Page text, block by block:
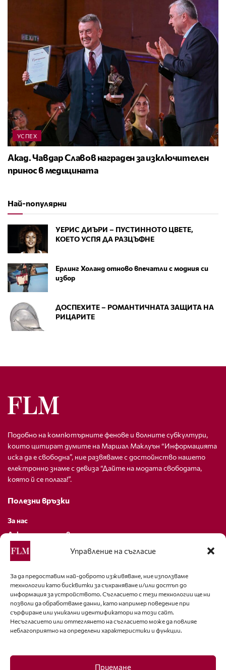
Управление на съгласие
За да предоставим най-доброто изживяване, ние използваме
технологии като бисквитки за съхраняване и/или достъп до
информация за устройството. Съгласието с тези технологии ще ни
позволи да обработваме данни, като например поведение при
сърфиране или уникални идентификатори на този сайт.
Несъгласието или оттеглянето на съгласието може да повлияе
неблагоприятно на определени характеристики и функции.
Приемане
УСПЕХ
Акад. Чавдар Славов награден за изключителен
принос в медицината
Най-популярни
УЕРИС ДИЪРИ – ПУСТИННОТО ЦВЕТЕ,
КОЕТО УСПЯ ДА РАЗЦЪФНЕ
Ерлинг Холанд отново впечатли с модния си
избор
ДОСПЕХИТЕ – РОМАНТИЧНАТА ЗАЩИТА НА
РИЦАРИТЕ
Подобно на компютърните фенове и волните субкултури,
които цитират думите на Маршал Маклуън “Информацията
иска да е свободна”, ние развяваме с достойнство нашето
електронно знаме с девиза “Дайте на модата свободата,
която й се полага!”.
Полезни връзки
За нас
Декларация за поверителност
Политика за бисквитки
За контакти
editor@fashion-lifestyle.net
+359 88 227 33 47
Последвайте ни
Facebook